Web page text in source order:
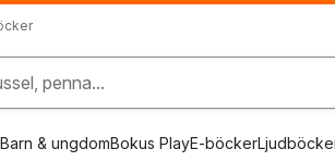
penna...
Barn & ungdomBokus PlayE-böcker